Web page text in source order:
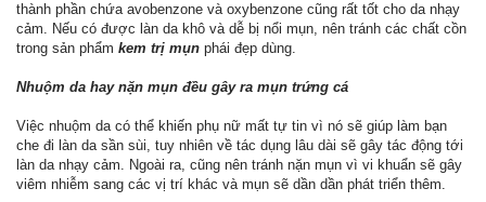
thành phần chứa avobenzone và oxybenzone cũng rất tốt cho da nhạy
cảm. Nếu có được làn da khô và dễ bị nổi mụn, nên tránh các chất cồn
trong sản phẩm kem trị mụn phái đẹp dùng.
Nhuộm da hay nặn mụn đều gây ra mụn trứng cá
Việc nhuộm da có thể khiến phụ nữ mất tự tin vì nó sẽ giúp làm bạn
che đi làn da sần sùi, tuy nhiên về tác dụng lâu dài sẽ gây tác động tới
làn da nhạy cảm. Ngoài ra, cũng nên tránh nặn mụn vì vi khuẩn sẽ gây
viêm nhiễm sang các vị trí khác và mụn sẽ dần dần phát triển thêm.